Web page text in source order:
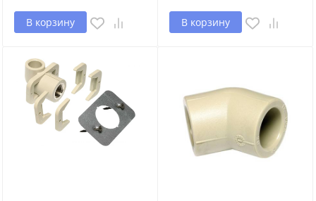
В корзину В корзину